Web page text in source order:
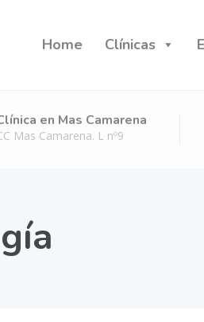
Home Clínicas
en Mas Camarena
Mas Camarena. L nº9